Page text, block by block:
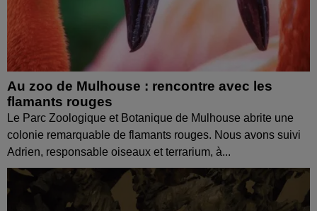
Au zoo de Mulhouse : rencontre avec les
flamants rouges
Le Parc Zoologique et Botanique de Mulhouse abrite une
colonie remarquable de flamants rouges. Nous avons suivi
Adrien, responsable oiseaux et terrarium, à...